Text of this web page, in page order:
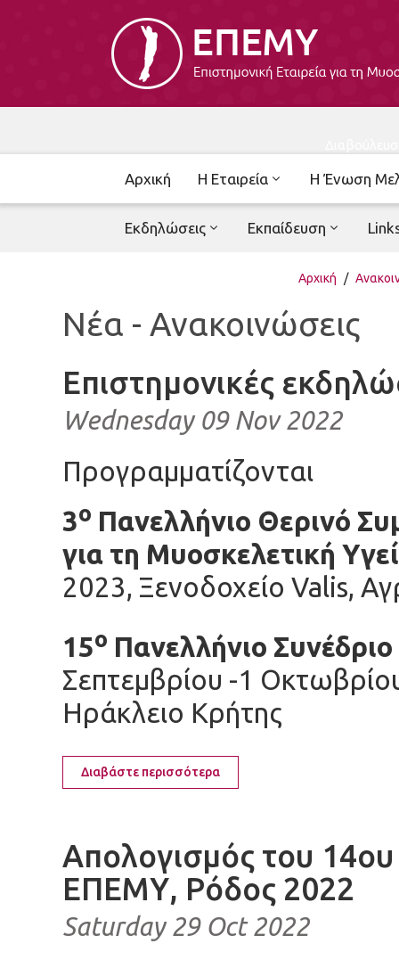
Αρχική Η Εταιρεία Η Ένωση
Εκδηλώσεις Εκπαίδευση
Αρχική /
Νέα - Ανακοινώσεις
Επιστημονικές
Wednesday 09 Nov 2022
Προγραμματίζονται
3ο Πανελλήνιο Θερινό
για τη Μυοσκελετική
2023, Ξενοδοχείο Valis,
15ο Πανελλήνιο
Σεπτεμβρίου -1
Ηράκλειο Κρήτης
Διαβάστε περισσότερα
Απολογισμός του
ΕΠΕΜΥ, Ρόδος 2022
Saturday 29 Oct 2022